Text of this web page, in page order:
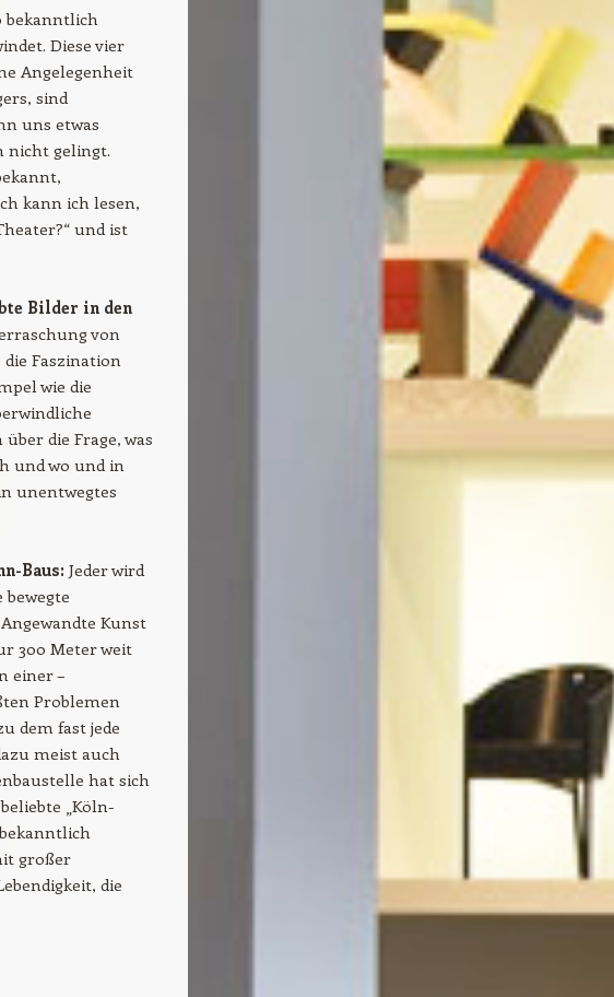
bekanntlich
Diese vier
Angelegenheit
sind
uns etwas
nicht gelingt.
kann ich lesen,
und ist
Bilder in den
von
Faszination
wie die
die Frage, was
und wo und in
unentwegtes
Baus: Jeder wird
Kunst
300 Meter weit
einer –
Problemen
dem fast jede
meist auch
hat sich
„Köln-
großer
die